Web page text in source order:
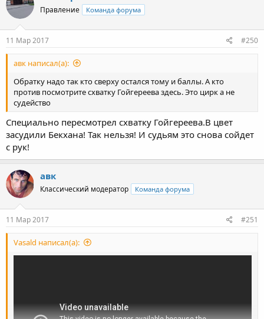
Правление Команда форума
11 Мар 2017 #250
авк написал(а):
Обратку надо так кто сверху остался тому и баллы. А кто
против посмотрите схватку Гойгереева здесь. Это цирк а не
судейство
Специально пересмотрел схватку Гойгереева.В цвет
засудили Бекхана! Так нельзя! И судьям это снова сойдет
с рук!
авк
Классический модератор Команда форума
11 Мар 2017 #251
Vasald написал(а):